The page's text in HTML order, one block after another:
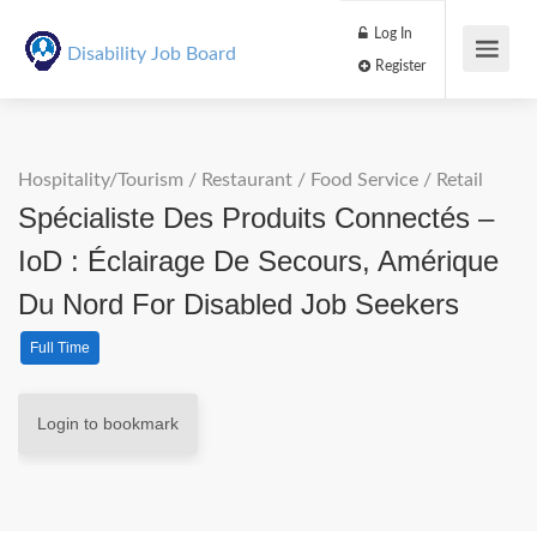
Disability Job Board
Log In
Hospitality/Tourism / Restaurant / Food Service / Retail
Spécialiste Des Produits Connectés –
IoD : Éclairage De Secours, Amérique
Du Nord For Disabled Job Seekers
Full Time
Login to bookmark